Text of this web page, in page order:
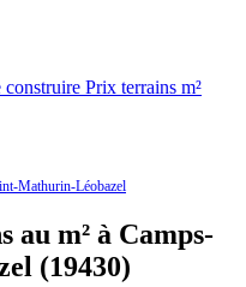
construire Prix terrains m²
Mathurin-Léobazel
au m² à Camps-
(19430)